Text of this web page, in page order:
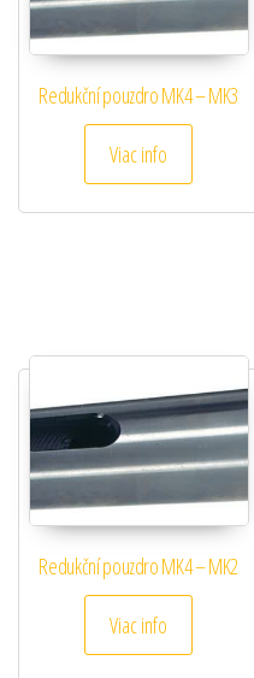
Redukční pouzdro MK4 – MK3
Viac info
Redukční pouzdro MK4 – MK2
Viac info